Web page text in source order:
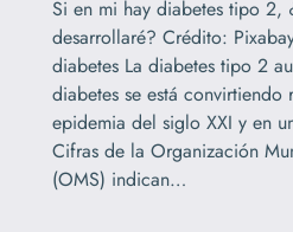
Si en mi hay diabetes tipo 2,
desarrollaré? Crédito:
diabetes La diabetes tipo 2
diabetes se está convirtiendo
epidemia del siglo XXI y en
Cifras de la Organización
(OMS) indican…